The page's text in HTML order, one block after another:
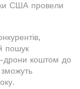
США провели
пошук
дрони коштом до